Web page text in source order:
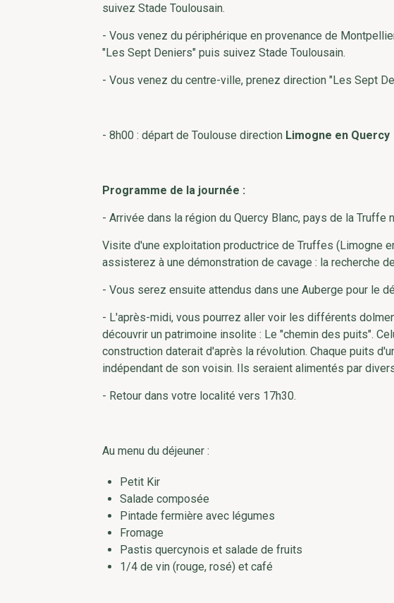
suivez Stade Toulousain.
- Vous venez du périphérique en provenance de
"Les Sept Deniers" puis suivez Stade Toulousain.
- Vous venez du centre-ville, prenez direction "Les Sept
- 8h00 : départ de Toulouse direction Limogne en Quercy
Programme de la journée :
- Arrivée dans la région du Quercy Blanc, pays de la Truffe
Visite d'une exploitation productrice de Truffes (Limogne
assisterez à une démonstration de cavage : la recherche
- Vous serez ensuite attendus dans une Auberge pour le
- L'après-midi, vous pourrez aller voir les différents
découvrir un patrimoine insolite : Le "chemin des puits".
construction daterait d'après la révolution. Chaque puits
indépendant de son voisin. Ils seraient alimentés par
- Retour dans votre localité vers 17h30.
Au menu du déjeuner :
Petit Kir
Salade composée
Pintade fermière avec légumes
Fromage
Pastis quercynois et salade de fruits
1/4 de vin (rouge, rosé) et café